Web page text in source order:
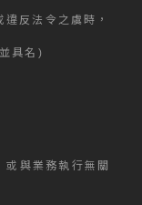
反法令之虞時，
具名)
與業務執行無關